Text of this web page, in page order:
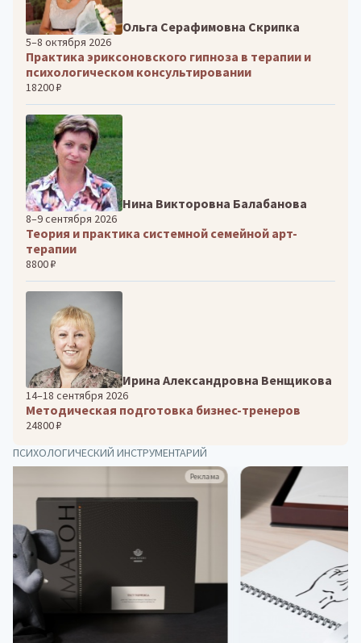
Ольга Серафимовна Скрипка
5–8 октября 2026
Практика эриксоновского гипноза в терапии и
психологическом консультировании
18200 ₽
Нина Викторовна Балабанова
8–9 сентября 2026
Теория и практика системной семейной арт-
терапии
8800 ₽
Ирина Александровна Венщикова
14–18 сентября 2026
Методическая подготовка бизнес-тренеров
24800 ₽
ПСИХОЛОГИЧЕСКИЙ ИНСТРУМЕНТАРИЙ